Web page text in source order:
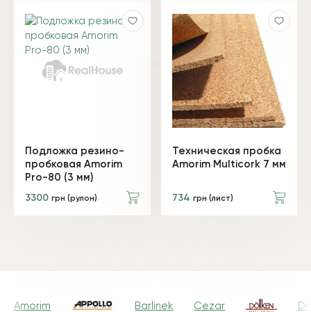
Подложка резино-
пробковая Amorim
Pro-80 (3 мм)
3300 грн (рулон)
Техническая пробка
Amorim Multicork 7 мм
734 грн (лист)
Amorim Barlinek Cezar